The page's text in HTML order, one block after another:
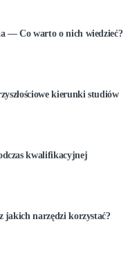
— Co warto o nich wiedzieć?
kierunki studiów
kwalifikacyjnej
jakich narzędzi korzystać?